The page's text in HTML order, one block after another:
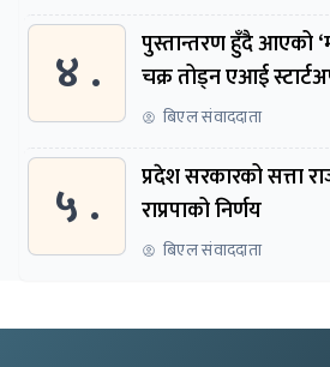
४ .
पुस्तान्तरण हुँदै आएको
चक्र तोड्न एआई
बिएल संवाददाता
५ .
प्रदेश सरकारको सत्ता
राप्रपाको निर्णय
बिएल संवाददाता